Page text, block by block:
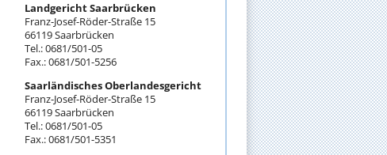
Landgericht Saarbrücken
Franz-Josef-Röder-Straße 15
66119 Saarbrücken
Tel.: 0681/501-05
Fax.: 0681/501-5256
Saarländisches Oberlandesgericht
Franz-Josef-Röder-Straße 15
66119 Saarbrücken
Tel.: 0681/501-05
Fax.: 0681/501-5351